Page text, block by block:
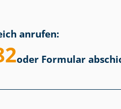
anrufen:
oder Formular